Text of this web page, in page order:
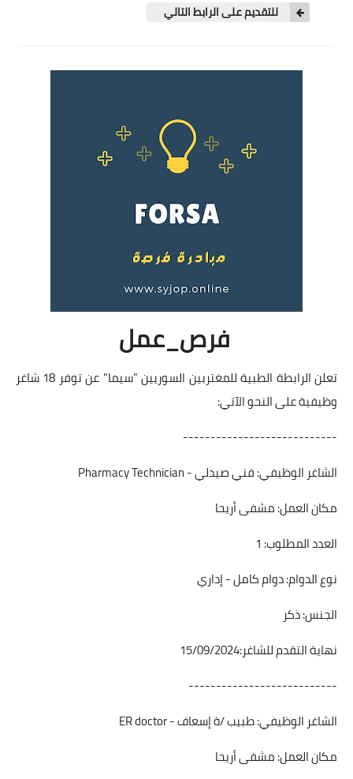
للتقديم على الرابط التالي
فرص_عمل
تعلن الرابطة الطبية للمغتربين السوريين "سيما" عن توفر 18 شاغر
وظيفية على النحو الآتي:
----------------------------
الشاغر الوظيفي: فني صيدلي - Pharmacy Technician
مكان العمل: مشفى أريحا
العدد المطلوب: 1
نوع الدوام: دوام كامل - إداري
الجنس: ذكر
نهاية التقدم للشاغر:15/09/2024
---------------------------
الشاغر الوظيفي: طبيب /ة إسعاف - ER doctor
مكان العمل: مشفى أريحا